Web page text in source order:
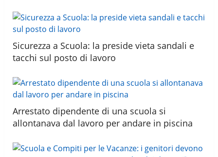
Sicurezza a Scuola: la preside vieta sandali e
tacchi sul posto di lavoro
Arrestato dipendente di una scuola si
allontanava dal lavoro per andare in piscina